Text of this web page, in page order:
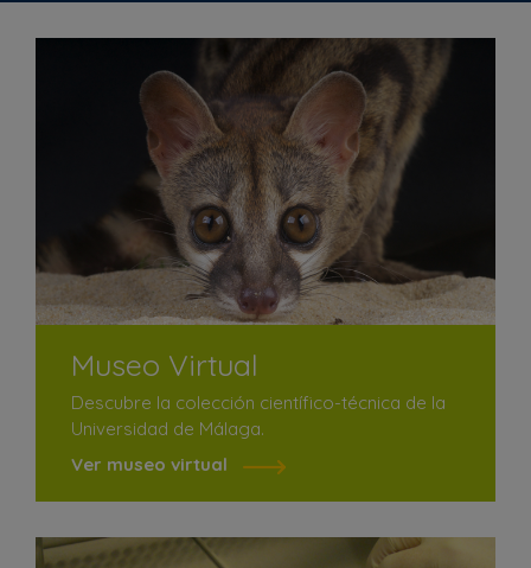
Museo Virtual
Descubre la colección científico-técnica de la
Universidad de Málaga.
Ver museo virtual